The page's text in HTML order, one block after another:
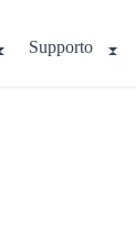
Supporto